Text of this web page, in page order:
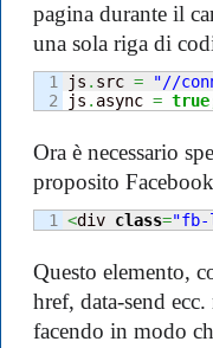
pagina durante il
una sola riga di
1
js . src =
"//
js . async = true
Ora è necessario
proposito
<div class=
Questo elemento,
href, data-send
facendo in modo